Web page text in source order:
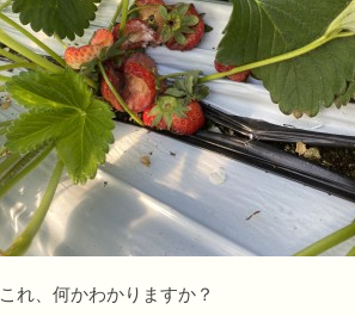
これ、何かわかりますか？